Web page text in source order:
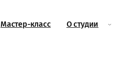
Мастер-класс О студии